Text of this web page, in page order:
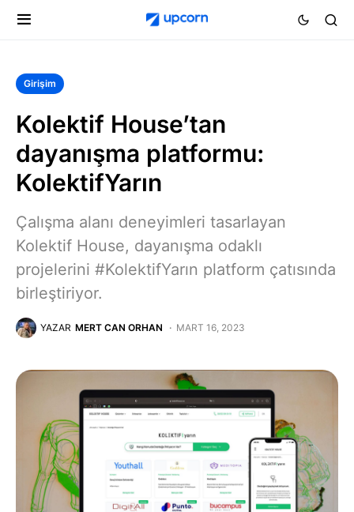
Girişim
Kolektif House’tan
dayanışma platformu:
KolektifYarın
Çalışma alanı deneyimleri tasarlayan
Kolektif House, dayanışma odaklı
projelerini #KolektifYarın platform çatısında
birleştiriyor.
YAZAR MERT CAN ORHAN MART 16, 2023